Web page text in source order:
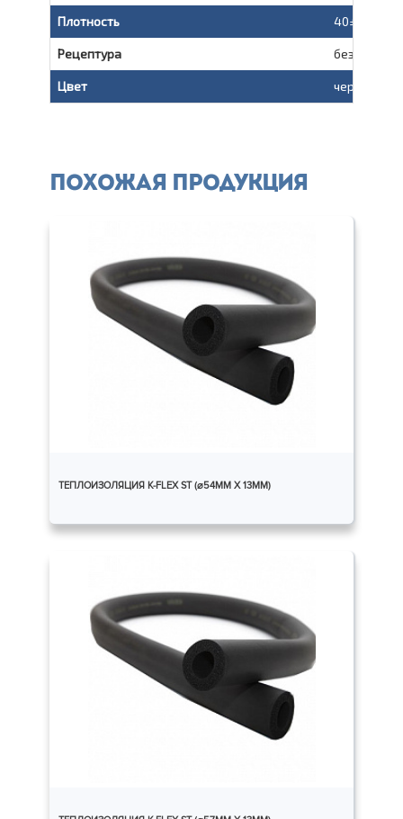
Плотность 40±15 кг/м
Рецептура без
Цвет черный
Похожая продукция
ТЕПЛОИЗОЛЯЦИЯ K-FLEX ST (⌀54ММ X 13ММ)